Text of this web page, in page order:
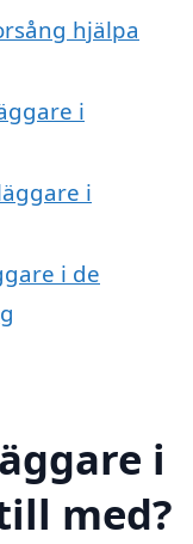
hjälpa
i
i
i de
i
med?